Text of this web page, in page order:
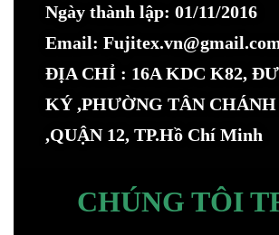
Ngày thành lập: 01/11/2016
Email:
ĐỊA CHỈ : 16A KDC K82,
KÝ ,PHƯỜNG TÂN
,QUẬN 12, TP.Hồ Chí Minh
CHÚNG TÔI